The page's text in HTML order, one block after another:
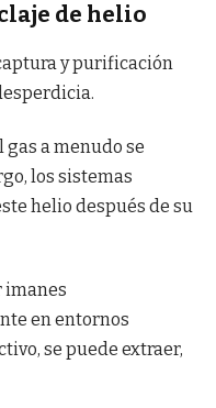
de helio
y purificación
gas a menudo se
los sistemas
helio después de su
imanes
en entornos
se puede extraer,